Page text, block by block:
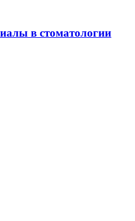
в стоматологии